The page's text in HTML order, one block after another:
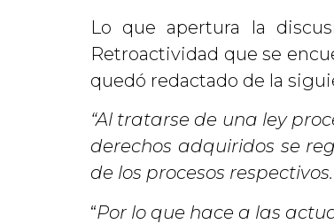
Lo que apertura la
Retroactividad que se
quedó redactado de la
“Al tratarse de una ley
derechos adquiridos se
de los procesos
“Por lo que hace a las